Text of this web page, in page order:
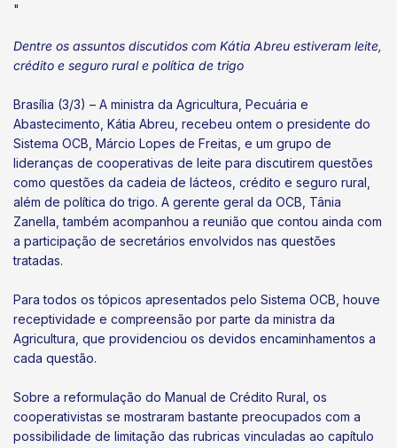
"
Dentre os assuntos discutidos com Kátia Abreu estiveram leite,
crédito e seguro rural e política de trigo
Brasília (3/3) – A ministra da Agricultura, Pecuária e
Abastecimento, Kátia Abreu, recebeu ontem o presidente do
Sistema OCB, Márcio Lopes de Freitas, e um grupo de
lideranças de cooperativas de leite para discutirem questões
como questões da cadeia de lácteos, crédito e seguro rural,
além de política do trigo. A gerente geral da OCB, Tânia
Zanella, também acompanhou a reunião que contou ainda com
a participação de secretários envolvidos nas questões
tratadas.
Para todos os tópicos apresentados pelo Sistema OCB, houve
receptividade e compreensão por parte da ministra da
Agricultura, que providenciou os devidos encaminhamentos a
cada questão.
Sobre a reformulação do Manual de Crédito Rural, os
cooperativistas se mostraram bastante preocupados com a
possibilidade de limitação das rubricas vinculadas ao capítulo